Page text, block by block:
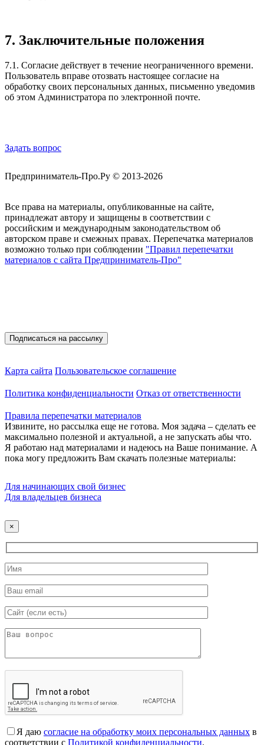
7. Заключительные положения
7.1. Согласие действует в течение неограниченного времени.
Пользователь вправе отозвать настоящее согласие на
обработку своих персональных данных, письменно уведомив
об этом Администратора по электронной почте.
Задать вопрос
Предприниматель-Про.Ру © 2013-2026
Все права на материалы, опубликованные на сайте,
принадлежат автору и защищены в соответствии с
российским и международным законодательством об
авторском праве и смежных правах. Перепечатка материалов
возможно только при соблюдении "Правил перепечатки
материалов с сайта Предприниматель-Про"
Карта сайта Пользовательское соглашение
Политика конфиденциальности Отказ от ответственности
Правила перепечатки материалов
Извините, но рассылка еще не готова. Моя задача – сделать ее
максимально полезной и актуальной, а не запускать абы что.
Я работаю над материалами и надеюсь на Ваше понимание. А
пока могу предложить Вам скачать полезные материалы:
Для начинающих свой бизнес
Для владельцев бизнеса
×
Я даю согласие на обработку моих персональных данных в
соответствии с Политикой конфиденциальности.